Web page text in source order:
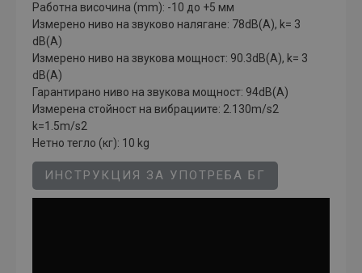
Работна височина (mm): -10 до +5 мм
Измерено ниво на звуково налягане: 78dB(A), k= 3
dB(A)
Измерено ниво на звукова мощност: 90.3dB(A), k= 3
dB(A)
Гарантирано ниво на звукова мощност: 94dB(A)
Измерена стойност на вибрациите: 2.130m/s2
k=1.5m/s2
Нетно тегло (кг): 10 kg
ИНСТРУКЦИЯ ЗА УПОТРЕБА БГ